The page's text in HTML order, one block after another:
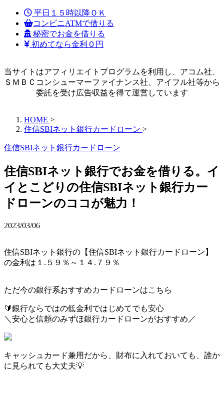
平日１５時以降ＯＫ
コンビニATMで借りる
秘密でお金を借りる
初めてなら金利０円
当サイトはアフィリエイトプログラムを利用し、アコム社、
ＳＭＢＣコンシューマーファイナンス社、アイフル社等から
委託を受け広告収益を得て運営しています
HOME >
住信SBIネット銀行カードローン >
住信SBIネット銀行カードローン
住信SBIネット銀行でお金を借りる。イ
イとこどりの住信SBIネット銀行カー
ドローンのココが魅力！
2023/03/06
住信SBIネット銀行の【住信SBIネット銀行カードローン】
の金利は１.５９％～１４.７９％
ただ今の銀行系おすすめカードローンはこちら
🔰銀行ならではの低金利ではじめてでも安心
＼安心と信頼のみずほ銀行カードローンがおすすめ／
キャッシュカード兼用だから、財布に入れておいても、誰か
に見られても大丈夫💡